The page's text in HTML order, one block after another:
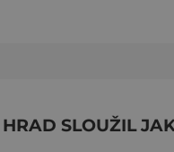
London (asi
Původně se v
SLOUŽIL